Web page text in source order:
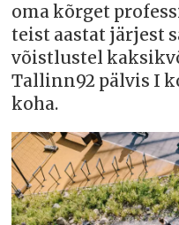
oma kõrget
teist aastat järjest
võistlustel
Tallinn92 pälvis I
koha.